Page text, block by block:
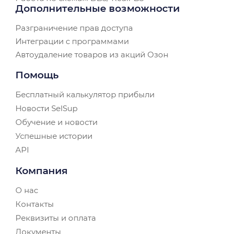
Дополнительные возможности
Разграничение прав доступа
Интеграции с программами
Автоудаление товаров из акций Озон
Помощь
Бесплатный калькулятор прибыли
Новости SelSup
Обучение и новости
Успешные истории
API
Компания
О нас
Контакты
Реквизиты и оплата
Документы